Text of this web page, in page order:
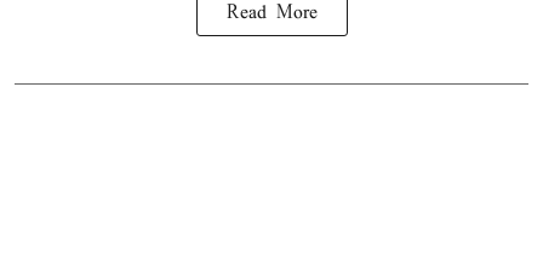
Read More